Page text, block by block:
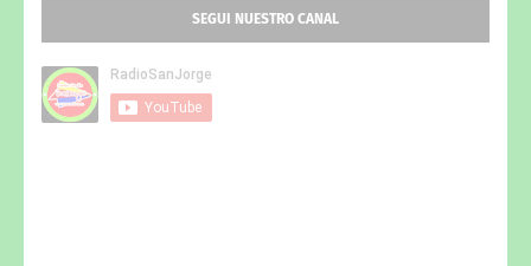
SEGUI NUESTRO CANAL